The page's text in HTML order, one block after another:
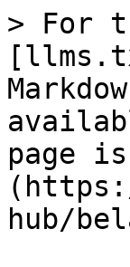
> For
page
hub/